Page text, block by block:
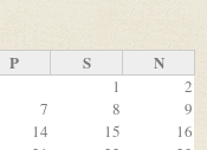
P S N
1
2
7 8
9
14 15
16